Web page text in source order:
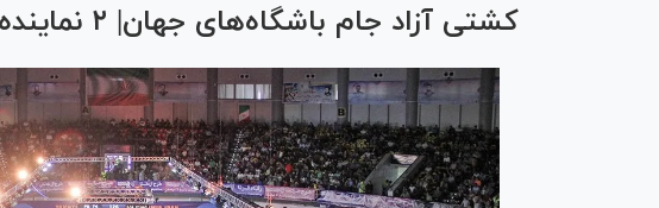
کشتی آزاد جام باشگاه‌های جهان| ۲ نماینده ایران به پیروزی رسیدند